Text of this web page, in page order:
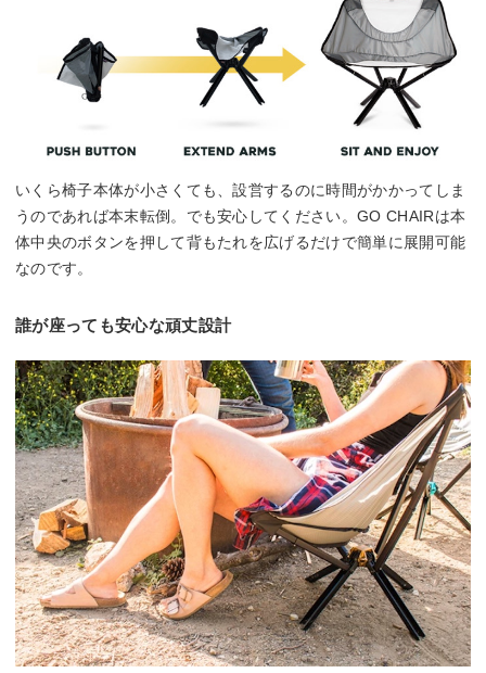
いくら椅子本体が小さくても、設営するのに時間がかかってしま
うのであれば本末転倒。でも安心してください。GO CHAIRは本
体中央のボタンを押して背もたれを広げるだけで簡単に展開可能
なのです。
誰が座っても安心な頑丈設計